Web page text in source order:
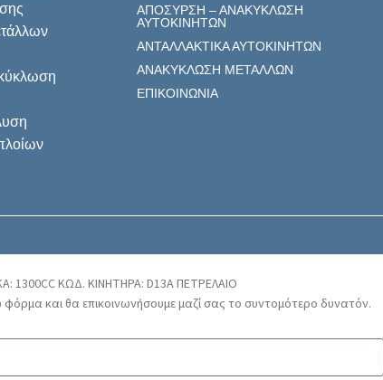
ΑΠΟΣΥΡΣΗ – ΑΝΑΚΥΚΛΩΣΗ
ΑΥΤΟΚΙΝΗΤΩΝ
ΑΝΤΑΛΛΑΚΤΙΚΑ ΑΥΤΟΚΙΝΗΤΩΝ
ΑΝΑΚΥΚΛΩΣΗ ΜΕΤΑΛΛΩΝ
ΕΠΙΚΟΙΝΩΝΙΑ
1300CC ΚΩΔ. ΚΙΝΗΤΗΡΑ: D13A ΠΕΤΡΕΛΑΙΟ
και θα επικοινωνήσουμε μαζί σας το συντομότερο δυνατόν.